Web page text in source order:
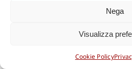
Nega
Visualizza
Cookie Policy
Capaldo, of the